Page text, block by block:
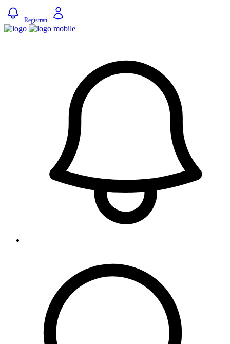
Registrati